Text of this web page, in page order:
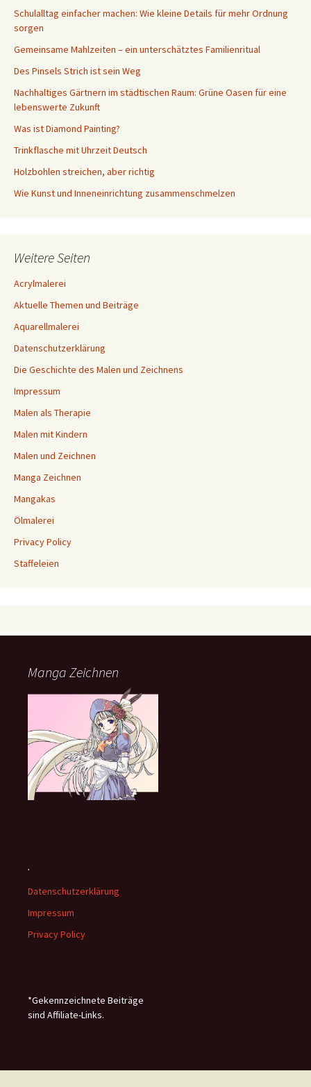
Schulalltag einfacher machen: Wie kleine Details für mehr Ordnung
sorgen
Gemeinsame Mahlzeiten – ein unterschätztes Familienritual
Des Pinsels Strich ist sein Weg
Nachhaltiges Gärtnern im städtischen Raum: Grüne Oasen für eine
lebenswerte Zukunft
Was ist Diamond Painting?
Trinkflasche mit Uhrzeit Deutsch
Holzbohlen streichen, aber richtig
Wie Kunst und Inneneinrichtung zusammenschmelzen
Weitere Seiten
Acrylmalerei
Aktuelle Themen und Beiträge
Aquarellmalerei
Datenschutzerklärung
Die Geschichte des Malen und Zeichnens
Impressum
Malen als Therapie
Malen mit Kindern
Malen und Zeichnen
Manga Zeichnen
Mangakas
Ölmalerei
Privacy Policy
Staffeleien
Manga Zeichnen
.
Datenschutzerklärung
Impressum
Privacy Policy
*Gekennzeichnete Beiträge
sind Affiliate-Links.